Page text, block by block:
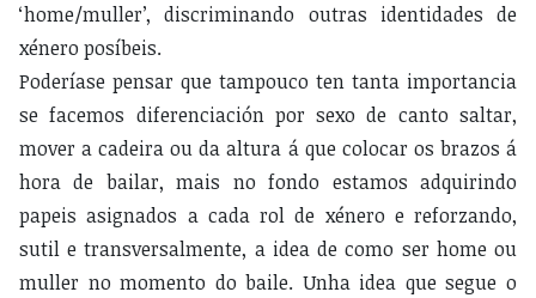
‘home/muller’, discriminando outras identidades de
xénero posíbeis.
Poderíase pensar que tampouco ten tanta importancia
se facemos diferenciación por sexo de canto saltar,
mover a cadeira ou da altura á que colocar os brazos á
hora de bailar, mais no fondo estamos adquirindo
papeis asignados a cada rol de xénero e reforzando,
sutil e transversalmente, a idea de como ser home ou
muller no momento do baile. Unha idea que segue o